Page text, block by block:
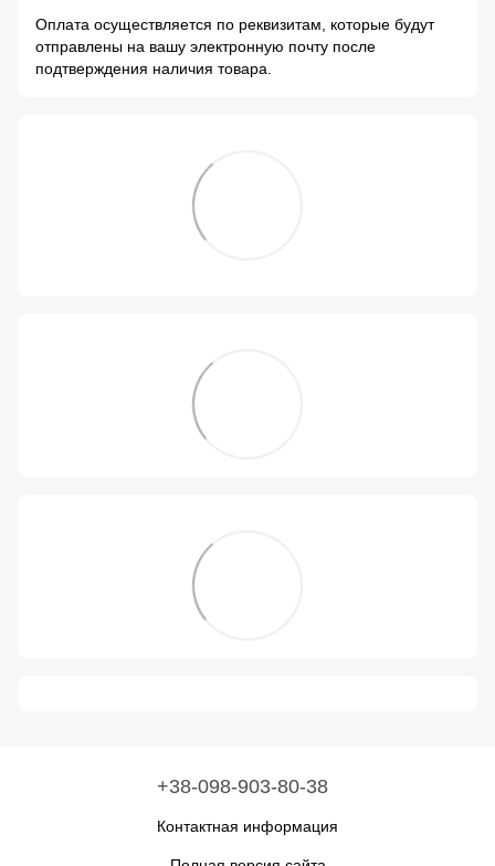
Оплата осуществляется по реквизитам, которые будут
отправлены на вашу электронную почту после
подтверждения наличия товара.
+38-098-903-80-38
Контактная информация